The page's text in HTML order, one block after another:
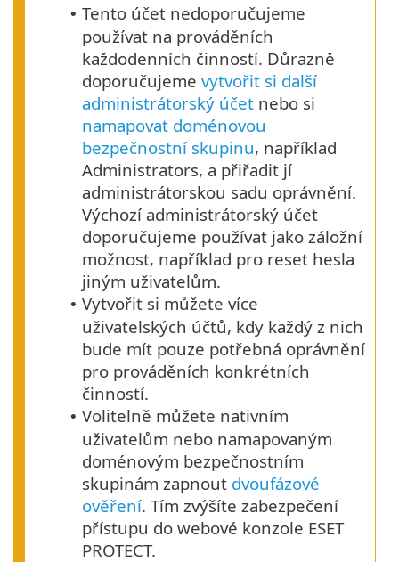
• Tento účet nedoporučujeme
používat na prováděních
každodenních činností. Důrazně
doporučujeme vytvořit si další
administrátorský účet nebo si
namapovat doménovou
bezpečnostní skupinu, například
Administrators, a přiřadit jí
administrátorskou sadu oprávnění.
Výchozí administrátorský účet
doporučujeme používat jako záložní
možnost, například pro reset hesla
jiným uživatelům.
• Vytvořit si můžete více
uživatelských účtů, kdy každý z nich
bude mít pouze potřebná oprávnění
pro prováděních konkrétních
činností.
• Volitelně můžete nativním
uživatelům nebo namapovaným
doménovým bezpečnostním
skupinám zapnout dvoufázové
ověření. Tím zvýšíte zabezpečení
přístupu do webové konzole ESET
PROTECT.